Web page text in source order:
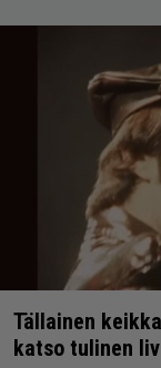
Tällainen
katso tulinen